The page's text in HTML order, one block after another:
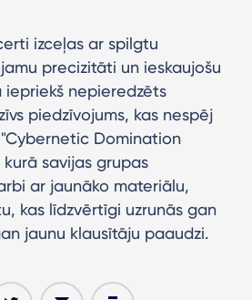
izceļas ar spilgtu
precizitāti un ieskaujošu
iepriekš nepieredzēts
piedzīvojums, kas nespēj
Domination
savijas grupas
ar jaunāko materiālu,
kas līdzvērtīgi uzrunās gan
jaunu klausītāju paaudzi.